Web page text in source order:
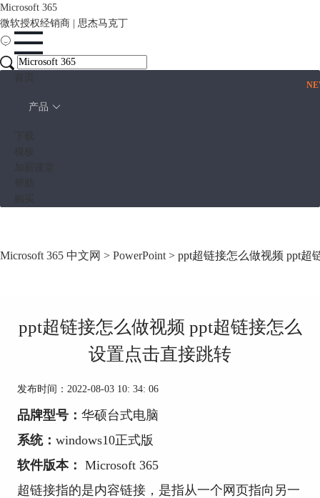
Microsoft 365
微软授权经销商 | 思杰马克丁
产品
Microsoft 365 中文网 > PowerPoint > ppt超链接怎么做视频 ppt超
ppt超链接怎么做视频 ppt超链接怎么
设置点击直接跳转
发布时间：2022-08-03 10: 34: 06
品牌型号： 华硕台式电脑
系统： windows10正式版
软件版本： Microsoft 365
超链接指的是内容链接，是指从一个网页指向另一